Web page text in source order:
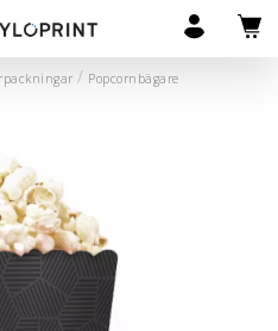
Popcornbägare